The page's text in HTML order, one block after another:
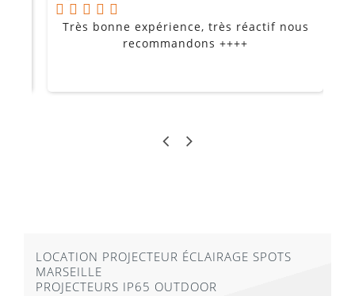
Très bonne expérience, très réactif nous
recommandons ++++
LOCATION PROJECTEUR ÉCLAIRAGE SPOTS
MARSEILLE
PROJECTEURS IP65 OUTDOOR